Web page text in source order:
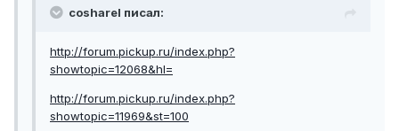
cosharel писал:
http://forum.pickup.ru/index.php?
showtopic=12068&hl=
http://forum.pickup.ru/index.php?
showtopic=11969&st=100